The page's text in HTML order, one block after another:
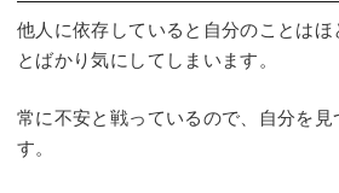
他人に依存していると自分のことはほ
とばかり気にしてしまいます。
常に不安と戦っているので、自分を
す。